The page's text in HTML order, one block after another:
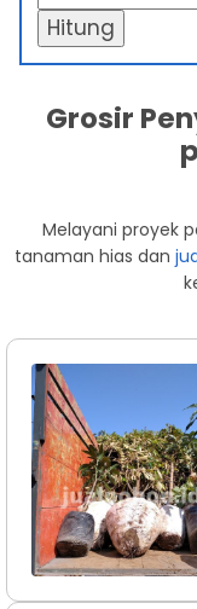
Hitung
Grosir
Melayani proyek
tanaman hias dan